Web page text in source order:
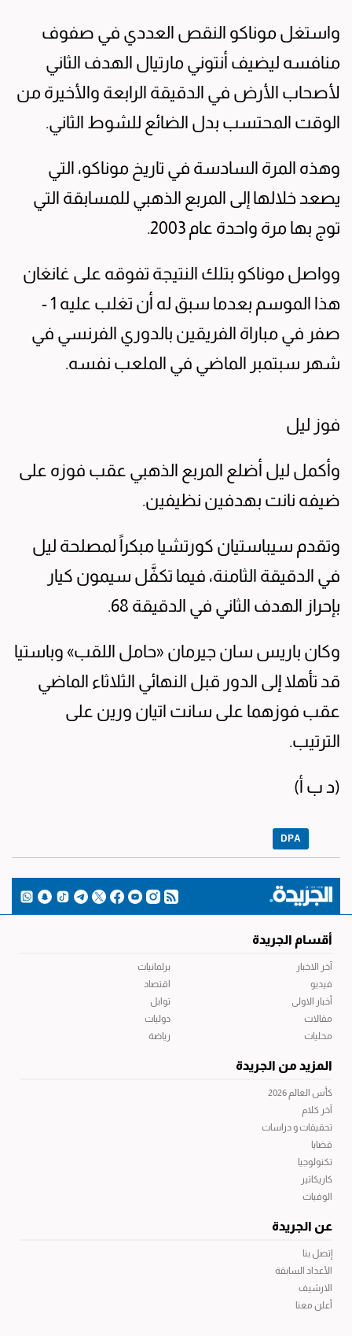
واستغل موناكو النقص العددي في صفوف
منافسه ليضيف أنتوني مارتيال الهدف الثاني
لأصحاب الأرض في الدقيقة الرابعة والأخيرة من
الوقت المحتسب بدل الضائع للشوط الثاني.
وهذه المرة السادسة في تاريخ موناكو، التي
يصعد خلالها إلى المربع الذهبي للمسابقة التي
توج بها مرة واحدة عام 2003.
وواصل موناكو بتلك النتيجة تفوقه على غانغان
هذا الموسم بعدما سبق له أن تغلب عليه 1 -
صفر في مباراة الفريقين بالدوري الفرنسي في
شهر سبتمبر الماضي في الملعب نفسه.
فوز ليل
وأكمل ليل أضلع المربع الذهبي عقب فوزه على
ضيفه نانت بهدفين نظيفين.
وتقدم سيباستيان كورتشيا مبكراً لمصلحة ليل
في الدقيقة الثامنة، فيما تكفَّل سيمون كيار
بإحراز الهدف الثاني في الدقيقة 68.
وكان باريس سان جيرمان «حامل اللقب» وباستيا
قد تأهلا إلى الدور قبل النهائي الثلاثاء الماضي
عقب فوزهما على سانت اتيان ورين على
الترتيب.
(د ب أ)
DPA
أقسام الجريدة
آخر الاخبار
فيديو
أخبار الاولى
مقالات
محليات
برلمانيات
اقتصاد
توابل
دوليات
رياضة
المزيد من الجريدة
كأس العالم 2026
آخر كلام
تحقيقات و دراسات
قضايا
تكنولوجيا
كاريكاتير
الوفيات
عن الجريدة
إتصل بنا
الأعداد السابقة
الارشيف
أعلن معنا